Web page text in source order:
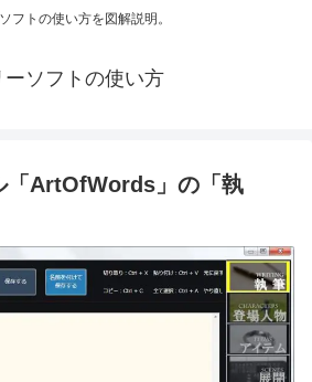
フトの使い方を図解説明。
ーソフトの使い方
「ArtOfWords」の「執